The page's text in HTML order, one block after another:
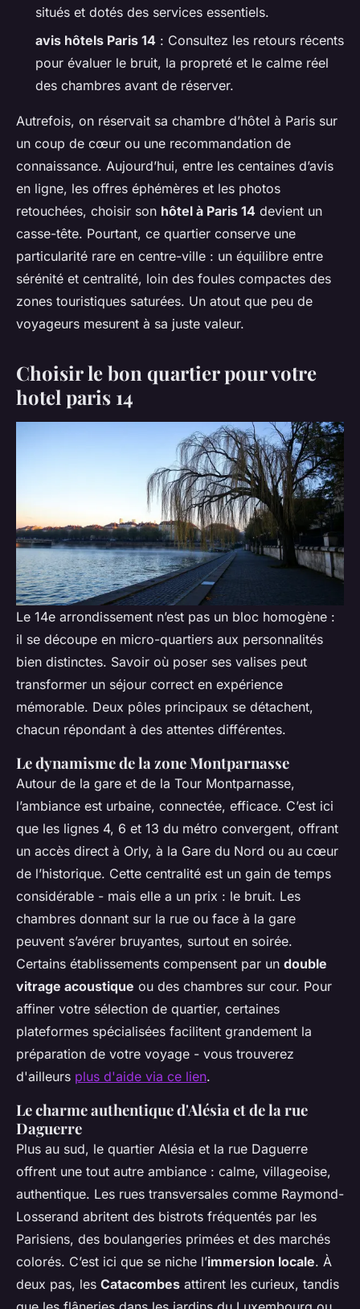
situés et dotés des services essentiels.
avis hôtels Paris 14 : Consultez les retours récents
pour évaluer le bruit, la propreté et le calme réel
des chambres avant de réserver.
Autrefois, on réservait sa chambre d’hôtel à Paris sur
un coup de cœur ou une recommandation de
connaissance. Aujourd’hui, entre les centaines d’avis
en ligne, les offres éphémères et les photos
retouchées, choisir son hôtel à Paris 14 devient un
casse-tête. Pourtant, ce quartier conserve une
particularité rare en centre-ville : un équilibre entre
sérénité et centralité, loin des foules compactes des
zones touristiques saturées. Un atout que peu de
voyageurs mesurent à sa juste valeur.
Choisir le bon quartier pour votre
hotel paris 14
Le 14e arrondissement n’est pas un bloc homogène :
il se découpe en micro-quartiers aux personnalités
bien distinctes. Savoir où poser ses valises peut
transformer un séjour correct en expérience
mémorable. Deux pôles principaux se détachent,
chacun répondant à des attentes différentes.
Le dynamisme de la zone Montparnasse
Autour de la gare et de la Tour Montparnasse,
l’ambiance est urbaine, connectée, efficace. C’est ici
que les lignes 4, 6 et 13 du métro convergent, offrant
un accès direct à Orly, à la Gare du Nord ou au cœur
de l’historique. Cette centralité est un gain de temps
considérable - mais elle a un prix : le bruit. Les
chambres donnant sur la rue ou face à la gare
peuvent s’avérer bruyantes, surtout en soirée.
Certains établissements compensent par un double
vitrage acoustique ou des chambres sur cour. Pour
affiner votre sélection de quartier, certaines
plateformes spécialisées facilitent grandement la
préparation de votre voyage - vous trouverez
d'ailleurs plus d'aide via ce lien.
Le charme authentique d'Alésia et de la rue
Daguerre
Plus au sud, le quartier Alésia et la rue Daguerre
offrent une tout autre ambiance : calme, villageoise,
authentique. Les rues transversales comme Raymond-
Losserand abritent des bistrots fréquentés par les
Parisiens, des boulangeries primées et des marchés
colorés. C’est ici que se niche l’immersion locale. À
deux pas, les Catacombes attirent les curieux, tandis